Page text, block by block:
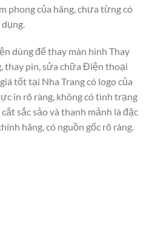
phong của hãng, chưa từng có
dùng để thay màn hình Thay
thay pin, sửa chữa Điện thoại
tốt tại Nha Trang có logo của
in rõ ràng, không có tình trạng
sắc sảo và thanh mảnh là đặc
hãng, có nguồn gốc rõ ràng.